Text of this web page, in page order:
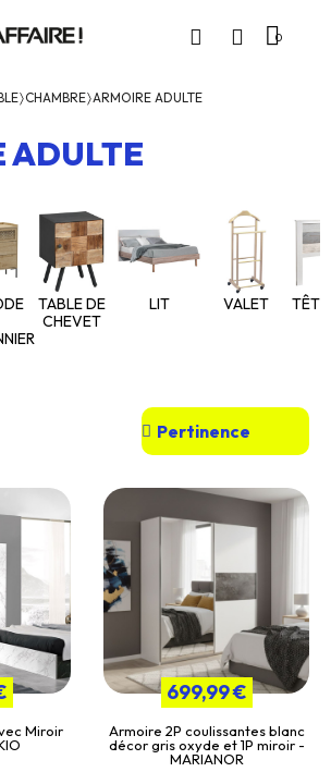
CHAMBRE ARMOIRE ADULTE
ADULTE
TABLE DE
CHEVET
LIT VALET
Miroir
699,99 €
Armoire 2P coulissantes blanc
décor gris oxyde et 1P miroir -
MARIANOR